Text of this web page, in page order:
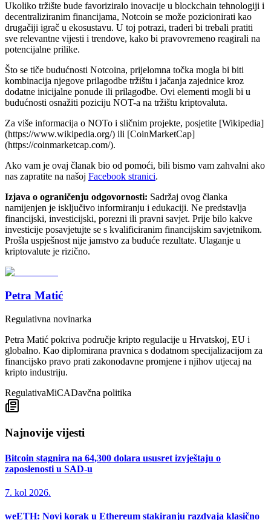
Ukoliko tržište bude favoriziralo inovacije u blockchain tehnologiji i
decentraliziranim financijama, Notcoin se može pozicionirati kao
drugačiji igrač u ekosustavu. U toj potrazi, traderi bi trebali pratiti
sve relevantne vijesti i trendove, kako bi pravovremeno reagirali na
potencijalne prilike.
Što se tiče budućnosti Notcoina, prijelomna točka mogla bi biti
kombinacija njegove prilagodbe tržištu i jačanja zajednice kroz
dodatne inicijalne ponude ili prilagodbe. Ovi elementi mogli bi u
budućnosti osnažiti poziciju NOT-a na tržištu kriptovaluta.
Za više informacija o NOTo i sličnim projekte, posjetite [Wikipedia]
(https://www.wikipedia.org/) ili [CoinMarketCap]
(https://coinmarketcap.com/).
Ako vam je ovaj članak bio od pomoći, bili bismo vam zahvalni ako
nas zapratite na našoj Facebook stranici.
Izjava o ograničenju odgovornosti: Sadržaj ovog članka
namijenjen je isključivo informiranju i edukaciji. Ne predstavlja
financijski, investicijski, porezni ili pravni savjet. Prije bilo kakve
investicije posavjetujte se s kvalificiranim financijskim savjetnikom.
Prošla uspješnost nije jamstvo za buduće rezultate. Ulaganje u
kriptovalute je rizično.
Petra Matić
Regulativna novinarka
Petra Matić pokriva područje kripto regulacije u Hrvatskoj, EU i
globalno. Kao diplomirana pravnica s dodatnom specijalizacijom za
financijsko pravo prati zakonodavne promjene i njihov utjecaj na
kripto industriju.
RegulativaMiCADavčna politika
Najnovije vijesti
Bitcoin stagnira na 64,300 dolara ususret izvještaju o
zaposlenosti u SAD-u
7. kol 2026.
weETH: Novi korak u Ethereum stakiranju razdvaja klasično